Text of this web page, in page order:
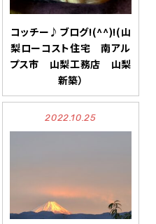
コッチー♪ブログ!(^^)!(山
梨ローコスト住宅 南アル
プス市 山梨工務店 山梨
新築）
2022.10.25